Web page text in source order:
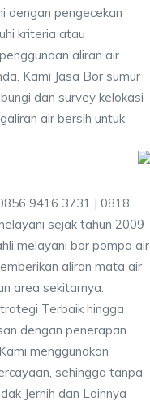
dengan pengecekan
kriteria atau
aliran air
Kami Jasa Bor sumur
dan survey kelokasi
air bersih untuk
9416 3731 | 0818
sejak tahun 2009
melayani bor pompa air
aliran mata air
area sekitarnya.
Terbaik hingga
dengan penerapan
menggunakan
sehingga tanpa
Jernih dan Lainnya